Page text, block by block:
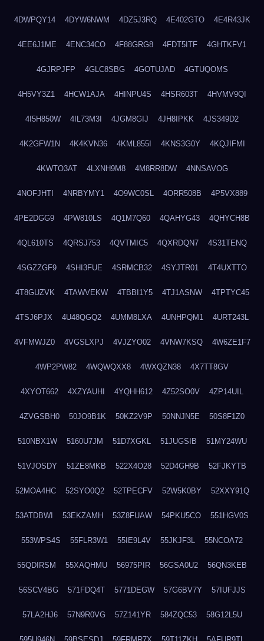
4DWPQY14 4DYW6NWM 4DZ5J3RQ 4E402GTO 4E4R43JK
4EE6J1ME 4ENC34CO 4F88GRG8 4FDT5ITF 4GHTKFV1
4GJRPJFP 4GLC8SBG 4GOTUJAD 4GTUQOMS
4H5VY3Z1 4HCW1AJA 4HINPU4S 4HSR603T 4HVMV9QI
4I5H850W 4IL73M3I 4JGM8GIJ 4JH8IPKK 4JS349D2
4K2GFW1N 4K4KVN36 4KML855I 4KNS3G0Y 4KQJIFMI
4KWTO3AT 4LXNH9M8 4M8RR8DW 4NNSAVOG
4NOFJHTI 4NRBYMY1 4O9WC0SL 4ORR508B 4P5VX889
4PE2DGG9 4PW810LS 4Q1M7Q60 4QAHYG43 4QHYCH8B
4QL610TS 4QRSJ753 4QVTMIC5 4QXRDQN7 4S31TENQ
4SGZZGF9 4SHI3FUE 4SRMCB32 4SYJTR01 4T4UXTTO
4T8GUZVK 4TAWVEKW 4TBBI1Y5 4TJ1ASNW 4TPTYC45
4TSJ6PJX 4U48QGQ2 4UMM8LXA 4UNHPQM1 4URT243L
4VFMWJZ0 4VGSLXPJ 4VJZYO02 4VNW7KSQ 4W6ZE1F7
4WP2PW82 4WQWQXX8 4WXQZN38 4X7TT8GV
4XYOT662 4XZYAUHI 4YQHH612 4Z52SO0V 4ZP14UIL
4ZVGSBH0 50JO9B1K 50KZ2V9P 50NNJN5E 50S8F1Z0
510NBX1W 5160U7JM 51D7XGKL 51JUGSIB 51MY24WU
51VJOSDY 51ZE8MKB 522X4O28 52D4GH9B 52FJKYTB
52MOA4HC 52SYO0Q2 52TPECFV 52W5K0BY 52XXY91Q
53ATDBWI 53EKZAMH 53Z8FUAW 54PKU5CO 551HGV0S
553WPS4S 55FLR3W1 55IE9L4V 55JKJF3L 55NCOA72
55QDIRSM 55XAQHMU 56975PIR 56GSA0U2 56QN3KEB
56SCV4BG 571FDQ4T 5771DEGW 57G6BV7Y 57IUFJJS
57LA2HJ6 57N9R0VG 57Z141YR 584ZQC53 58G12L5U